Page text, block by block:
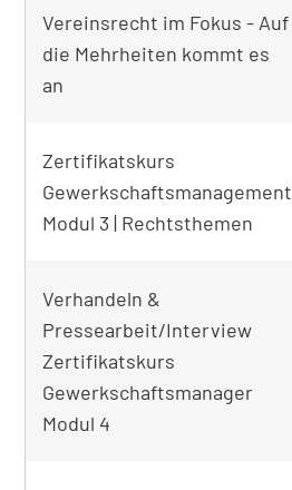
Vereinsrecht im Fokus - Auf
die Mehrheiten kommt es
an
Zertifikatskurs
Gewerkschaftsmanagement
Modul 3 | Rechtsthemen
Verhandeln &
Pressearbeit/Interview
Zertifikatskurs
Gewerkschaftsmanager
Modul 4